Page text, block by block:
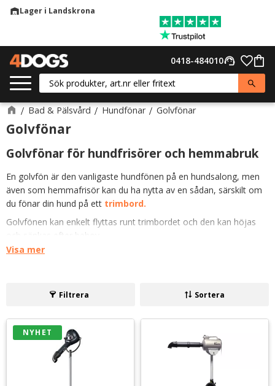
warehouseLager i Landskrona
support_agent
0418-484010
Bad & Pälsvård Hundfönar Golvfönar
Golvfönar
Golvfönar för hundfrisörer och hemmabruk
En golvfön är den vanligaste hundfönen på en hundsalong, men
även som hemmafrisör kan du ha nytta av en sådan, särskilt om
du fönar din hund på ett trimbord.
Golvfönen kan enkelt flyttas runt trimbordet och den kan höjas
och sänkas efter behov.
Den har ett längre rör försett med ett vridbart munstycke, som
luft. Röret/munstycket är vridbart 360 grader, så att du kan föna
Läs gärna vår köpguide för
råd inför ditt val av fön.
Visa mer
Filtrera Sortera
NYHET